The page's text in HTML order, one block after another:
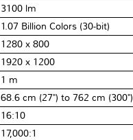
3100 lm
1.07 Billion Colors (30-bit)
1280 x 800
1920 x 1200
1 m
68.6 cm (27") to 762 cm (300")
16:10
17,000:1